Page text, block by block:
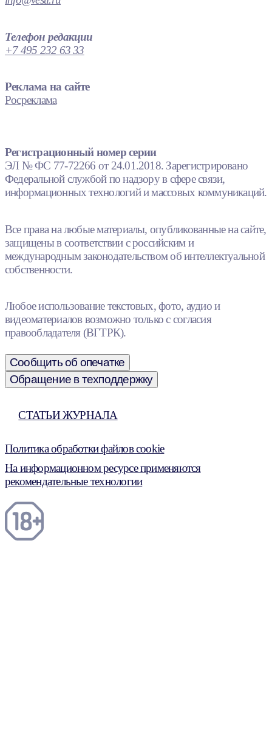
Телефон редакции
+7 495 232 63 33
Реклама на сайте
Росреклама
Регистрационный номер серии
ЭЛ № ФС 77-72266 от 24.01.2018. Зарегистрировано
Федеральной службой по надзору в сфере связи,
информационных технологий и массовых коммуникаций.
Все права на любые материалы, опубликованные на сайте,
защищены в соответствии с российским и
международным законодательством об интеллектуальной
собственности.
Любое использование текстовых, фото, аудио и
видеоматериалов возможно только с согласия
правообладателя (ВГТРК).
Сообщить об опечатке
Обращение в техподдержку
СТАТЬИ ЖУРНАЛА
Политика обработки файлов cookie
На информационном ресурсе применяются
рекомендательные технологии